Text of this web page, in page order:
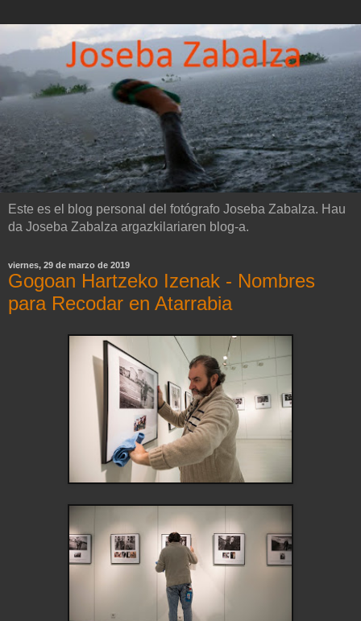
Este es el blog personal del fotógrafo Joseba Zabalza. Hau
da Joseba Zabalza argazkilariaren blog-a.
viernes, 29 de marzo de 2019
Gogoan Hartzeko Izenak - Nombres
para Recodar en Atarrabia